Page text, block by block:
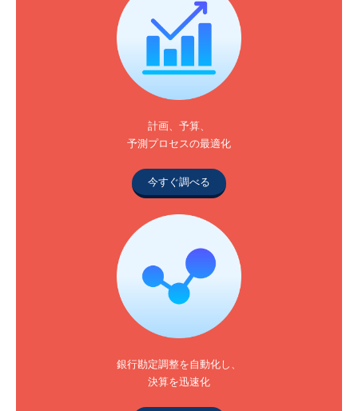
計画、予算、
予測プロセスの最適化
今すぐ調べる
銀行勘定調整を自動化し、
決算を迅速化